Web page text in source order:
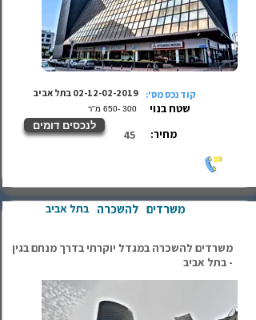
קוד נכס מס':
לנכסים דומים
02-12-02-2019 בתל אביב
שטח בנוי 300 -650 מ"ר
מחיר: 45
בתל אביב משרדים להשכרה
משרדים להשכרה במגדל יוקרתי בדרך מנחם בגין
- בתל אביב